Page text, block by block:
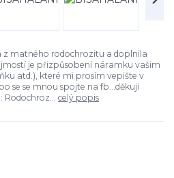
z matného rodochrozitu a doplnila
je přizpůsobení náramku vašim
atd.), které mi prosím vepište v
se se mnou spojte na fb...děkuji
celý popis